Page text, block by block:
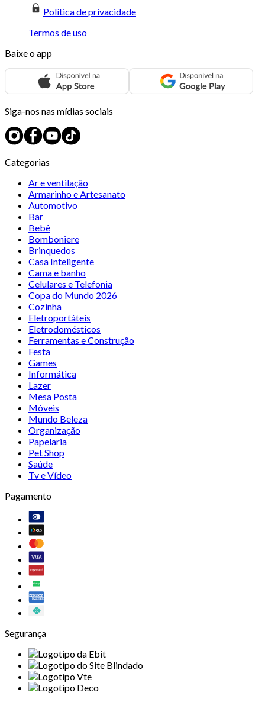
Política de privacidade
Termos de uso
Baixe o app
Siga-nos nas mídias sociais
Categorias
Ar e ventilação
Armarinho e Artesanato
Automotivo
Bar
Bebê
Bomboniere
Brinquedos
Casa Inteligente
Cama e banho
Celulares e Telefonia
Copa do Mundo 2026
Cozinha
Eletroportáteis
Eletrodomésticos
Ferramentas e Construção
Festa
Games
Informática
Lazer
Mesa Posta
Móveis
Mundo Beleza
Organização
Papelaria
Pet Shop
Saúde
Tv e Vídeo
Pagamento
Segurança